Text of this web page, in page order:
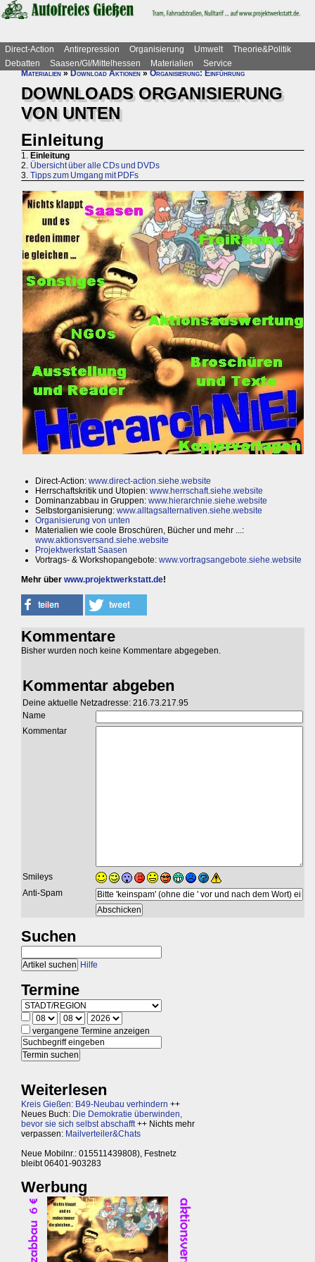
Direct-Action Antirepression Organisierung Umwelt
Theorie&Politik
Debatten
Saasen/GI/Mittelhessen Materialien
Service
Materialien»Download Aktionen»Organisierung: Einführung
DOWNLOADS ORGANISIERUNG
VON UNTEN
Einleitung
1. Einleitung
2. Übersicht über alle CDs und DVDs
3. Tipps zum Umgang mit PDFs
Direct-Action: www.direct-action.siehe.website
Herrschaftskritik und Utopien: www.herrschaft.siehe.website
Dominanzabbau in Gruppen: www.hierarchnie.siehe.website
Selbstorganisierung: www.alltagsalternativen.siehe.website
Organisierung von unten
Materialien wie coole Broschüren, Bücher und mehr ...:
www.aktionsversand.siehe.website
Projektwerkstatt Saasen
Vortrags- & Workshopangebote: www.vortragsangebote.siehe.website
Mehr über www.projektwerkstatt.de!
Kommentare
Bisher wurden noch keine Kommentare abgegeben.
Kommentar abgeben
Deine aktuelle Netzadresse: 216.73.217.95
Name
Kommentar
Smileys
Anti-Spam
Suchen
Hilfe
Termine
vergangene Termine anzeigen
Weiterlesen
Kreis Gießen: B49-Neubau verhindern ++
Neues Buch: Die Demokratie überwinden,
bevor sie sich selbst abschafft++ Nichts mehr
verpassen: Mailverteiler&Chats
Neue Mobilnr.: 015511439808), Festnetz
bleibt 06401-903283
Werbung